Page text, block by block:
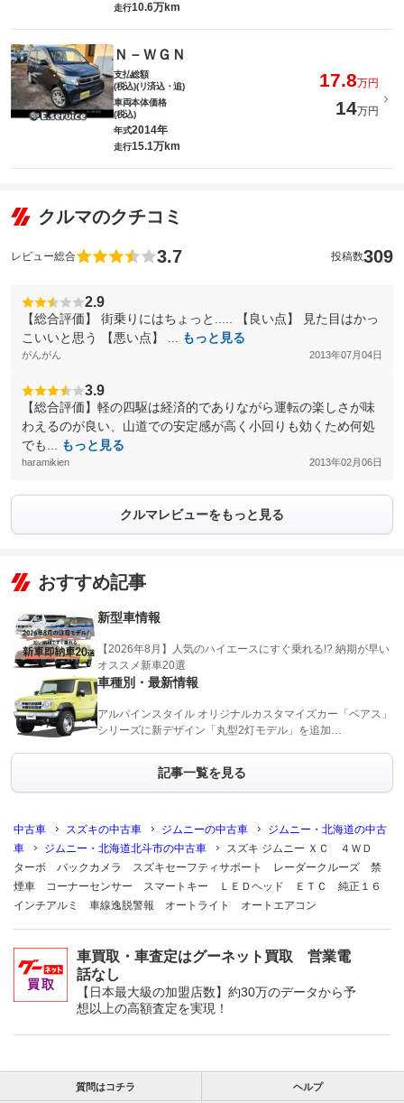
走行10.6万km
Ｎ－ＷＧＮ
支払総額
(税込)(リ済込・追)
17.8万円
車両本体価格
(税込)
14万円
年式2014年
走行15.1万km
クルマのクチコミ
レビュー総合 3.7 投稿数309
2.9
【総合評価】 街乗りにはちょっと..... 【良い点】 見た目はかっ
こいいと思う 【悪い点】 ...
もっと見る
がんがん 2013年07月04日
3.9
【総合評価】軽の四駆は経済的でありながら運転の楽しさが味
わえるのが良い、山道での安定感が高く小回りも効くため何処
でも...
もっと見る
haramikien 2013年02月06日
クルマレビューをもっと見る
おすすめ記事
新型車情報
【2026年8月】人気のハイエースにすぐ乗れる!? 納期が早い
オススメ新車20選
車種別・最新情報
アルパインスタイル オリジナルカスタマイズカー「ベアス」
シリーズに新デザイン「丸型2灯モデル」を追加…
記事一覧を見る
中古車 スズキの中古車 ジムニーの中古車
ジムニー・北海道の中古
車
ジムニー・北海道北斗市の中古車
スズキ ジムニー ＸＣ ４ＷＤ
ターボ バックカメラ スズキセーフティサポート レーダークルーズ 禁
煙車 コーナーセンサー スマートキー ＬＥＤヘッド ＥＴＣ 純正１６
インチアルミ 車線逸脱警報 オートライト オートエアコン
車買取・車査定はグーネット買取 営業電
話なし
【日本最大級の加盟店数】約30万のデータから予
想以上の高額査定を実現！
質問はコチラ ヘルプ